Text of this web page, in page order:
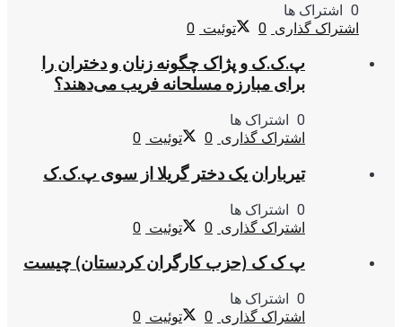
0 اشتراک ها
اشتراک گذاری 0 توئیت 0
پ.ک.ک و پژاک چگونه زنان و دختران را
برای مبارزه مسلحانه فریب می‌دهند؟
0 اشتراک ها
اشتراک گذاری 0 توئیت 0
تیرباران یک دختر گریلا از سوی پ.ک.ک
0 اشتراک ها
اشتراک گذاری 0 توئیت 0
پ ک ک (حزب کارگران کردستان) چیست
0 اشتراک ها
اشتراک گذاری 0 توئیت 0